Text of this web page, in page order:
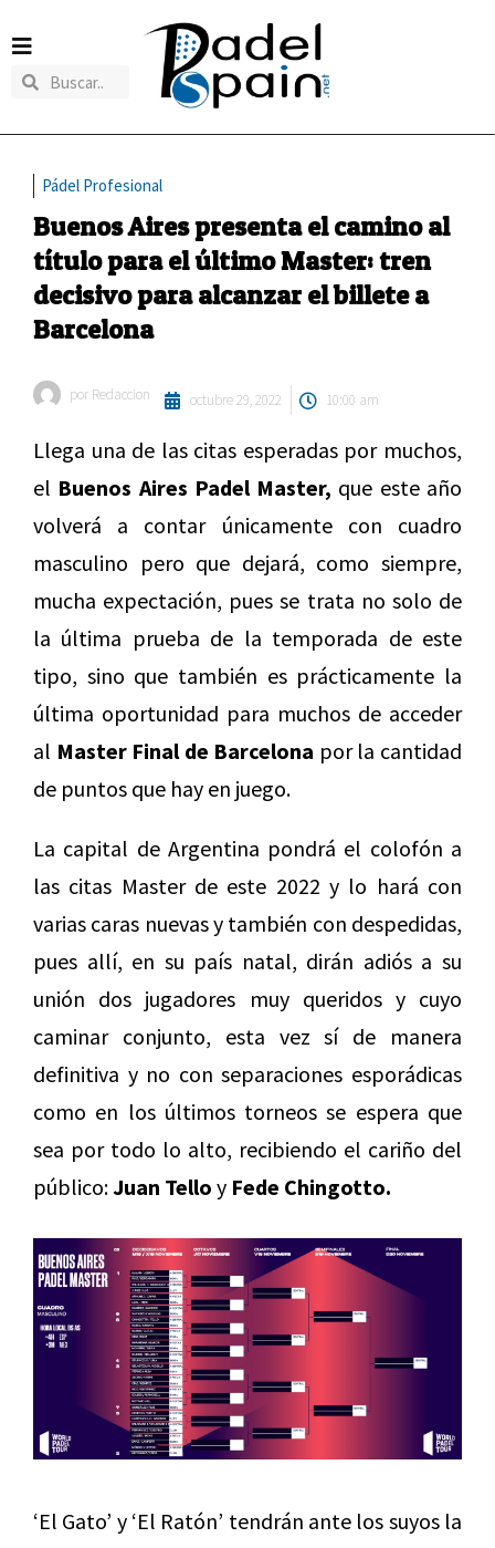
Pádel Profesional
Buenos Aires presenta el camino al
título para el último Master: tren
decisivo para alcanzar el billete a
Barcelona
por Redaccion octubre 29, 2022 10:00 am
Llega una de las citas esperadas por muchos,
el Buenos Aires Padel Master, que este año
volverá a contar únicamente con cuadro
masculino pero que dejará, como siempre,
mucha expectación, pues se trata no solo de
la última prueba de la temporada de este
tipo, sino que también es prácticamente la
última oportunidad para muchos de acceder
al Master Final de Barcelona por la cantidad
de puntos que hay en juego.
La capital de Argentina pondrá el colofón a
las citas Master de este 2022 y lo hará con
varias caras nuevas y también con despedidas,
pues allí, en su país natal, dirán adiós a su
unión dos jugadores muy queridos y cuyo
caminar conjunto, esta vez sí de manera
definitiva y no con separaciones esporádicas
como en los últimos torneos se espera que
sea por todo lo alto, recibiendo el cariño del
público:Juan Tello y Fede Chingotto.
‘El Gato’ y ‘El Ratón’ tendrán ante los suyos la